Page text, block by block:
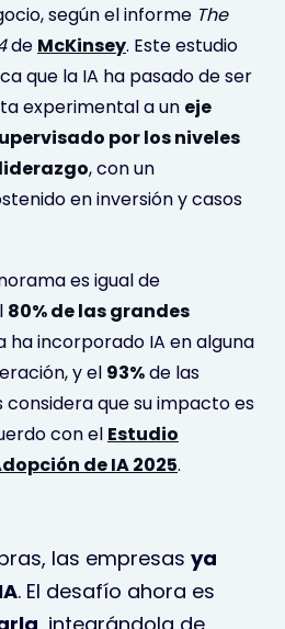
según el informe The
de McKinsey. Este estudio
que la IA ha pasado de ser
experimental a un eje
por los niveles
, con un
en inversión y casos
es igual de
80% de las grandes
ha incorporado IA en alguna
y el 93%de las
considera que su impacto es
con el Estudio
de IA 2025.
las empresas ya
. El desafío ahora es